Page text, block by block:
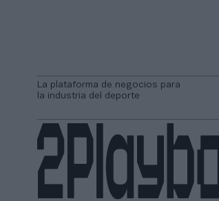
La plataforma de negocios para
la industria del deporte